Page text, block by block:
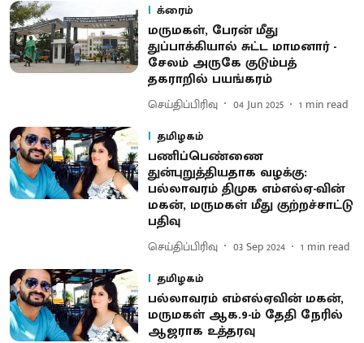
க்ரைம்
மருமகள், பேரன் மீது
துப்பாக்கியால் சுட்ட மாமனார் -
சேலம் அருகே குடும்பத்
தகராறில் பயங்கரம்
செய்திப்பிரிவு 04 Jun 2025 1 min read
தமிழகம்
பணிப்பெண்ணை
துன்புறுத்தியதாக வழக்கு:
பல்லாவரம் திமுக எம்எல்ஏ-வின்
மகன், மருமகள் மீது குற்றச்சாட்டு
பதிவு
செய்திப்பிரிவு 03 Sep 2024 1 min read
தமிழகம்
பல்லாவரம் எம்எல்ஏவின் மகன்,
மருமகள் ஆக.9-ம் தேதி நேரில்
ஆஜராக உத்தரவு